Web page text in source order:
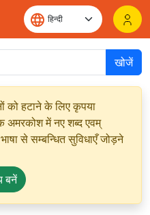
खोजें
को हटाने के लिए कृपया
में नए शब्द एवम्
से सम्बन्धित सुविधाएँ जोड़ने
बनें